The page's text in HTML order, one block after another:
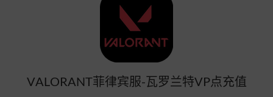
VALORANT菲律宾服-瓦罗兰特VP点充值